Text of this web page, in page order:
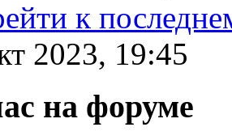
2023, 19:45
на форуме